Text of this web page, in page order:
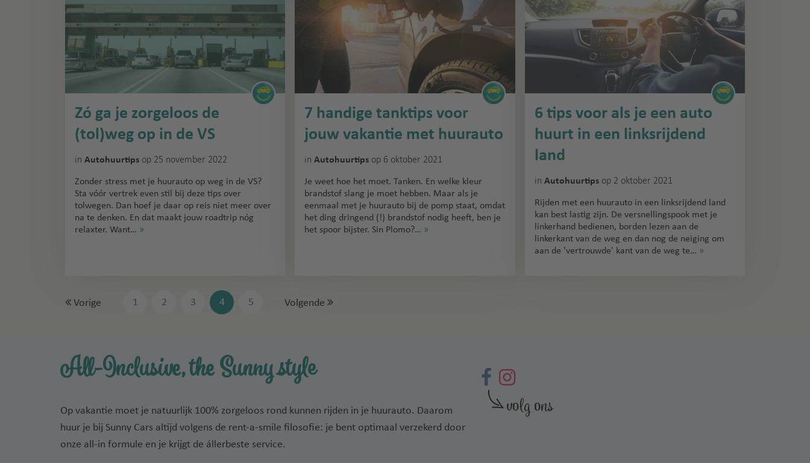
Zó ga je zorgeloos de
(tol)weg op in de VS
in Autohuurtips op 25 november 2022
Zonder stress met je huurauto op weg in de VS?
Sta vóór vertrek even stil bij deze tips over
tolwegen. Dan hoef je daar op reis niet meer over
na te denken. En dat maakt jouw roadtrip nóg
relaxter. Want… »
7 handige tanktips voor
jouw vakantie met huurauto
inAutohuurtips op 6 oktober 2021
Je weet hoe het moet. Tanken. En welke kleur
brandstof slang je moet hebben. Maar als je
eenmaal met je huurauto bij de pomp staat, omdat
het ding dringend (!) brandstof nodig heeft, ben je
het spoor bijster. Sin Plomo?… »
6 tips voor als je een auto
huurt in een linksrijdend
land
in Autohuurtips op 2 oktober 2021
Rijden met een huurauto in een linksrijdend land
kan best lastig zijn. De versnellingspook met je
linkerhand bedienen, borden lezen aan de
linkerkant van de weg en dan nog de neiging om
aan de 'vertrouwde' kant van de weg te… »
Vorige 1 2 3 4 5 Volgende
All-Inclusive, the Sunny style
Op vakantie moet je natuurlijk 100% zorgeloos rond kunnen rijden in je huurauto. Daarom
huur je bij Sunny Cars altijd volgens de rent-a-smile filosofie: je bent optimaal verzekerd door
onze all-in formule en je krijgt de állerbeste service.